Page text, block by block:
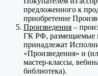
предложенного к
приобретение
Произведения –
ГК РФ, размещаемые
принадлежат
«Произведения» и
мастер-классы,
библиотека).